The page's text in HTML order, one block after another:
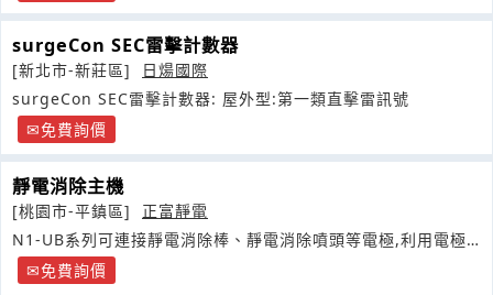
surgeCon SEC雷擊計數器
[新北市-新莊區]
日煬國際
surgeCon SEC雷擊計數器: 屋外型:第一類直擊雷訊號
免費詢價
靜電消除主機
[桃園市-平鎮區]
正富靜電
N1-UB系列可連接靜電消除棒、靜電消除噴頭等電極,利用電極
尖端釋放正負離子
免費詢價